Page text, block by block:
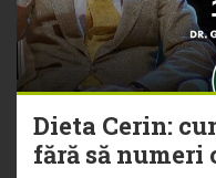
Dieta Cerin:
fără să